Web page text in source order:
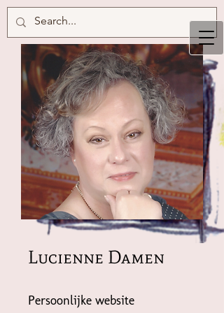
Lucienne Damen
Persoonlijke website